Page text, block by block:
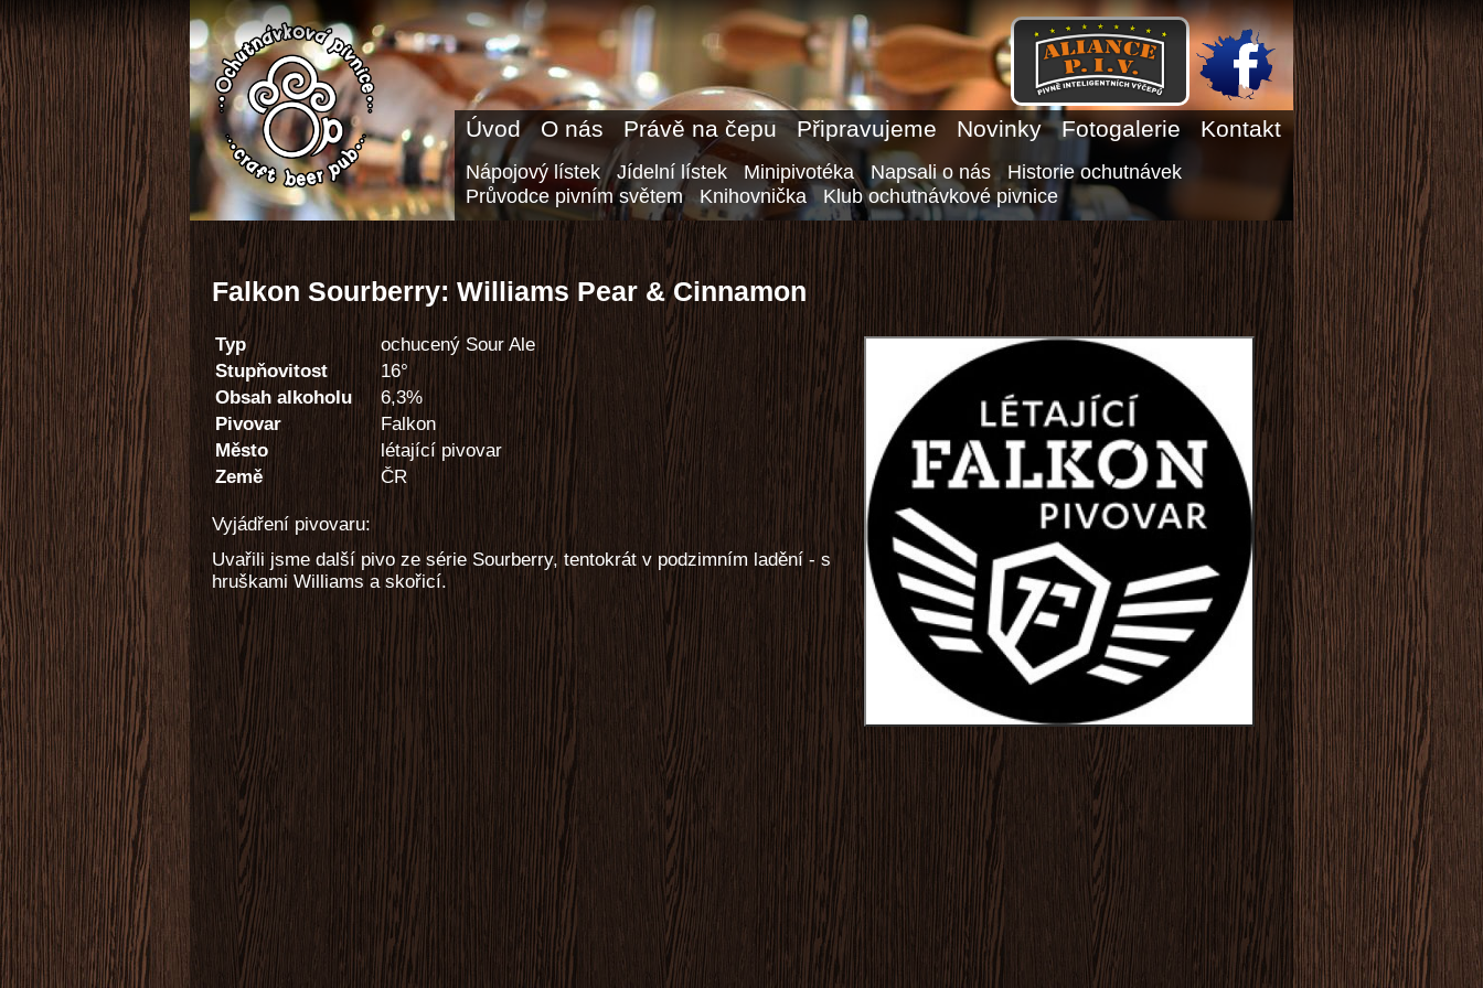
Úvod O nás Právě na čepu Připravujeme Novinky Fotogalerie Kontakt
Nápojový lístek Jídelní lístek Minipivotéka Napsali o nás
Historie ochutnávek
Průvodce pivním světem
Knihovnička Klub ochutnávkové pivnice
Falkon Sourberry: Williams Pear & Cinnamon
Typ
ochucený Sour Ale
Stupňovitost
16°
Obsah alkoholu
6,3%
Pivovar
Falkon
Město
létající pivovar
Země
ČR
Vyjádření pivovaru:
Uvařili jsme další pivo ze série Sourberry, tentokrát v podzimním ladění - s
hruškami Williams a skořicí.